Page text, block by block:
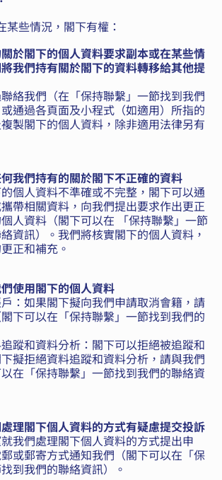
某些情況，閣下有權：
於閣下的個人資料要求副本或在某些情
我們持有關於閣下的資料轉移給其他提
絡我們（在「保持聯繫」一節找到我們
通過各頁面及小程式（如適用）所指的
製閣下的個人資料，除非適用法律另有
我們持有的關於閣下不正確的資料
個人資料不準確或不完整，閣下可以通
帶相關資料，向我們提出要求作出更正
人資料（閣下可以在 「保持聯繫」一節
資訊）。我們將核實閣下的個人資料，
正和補充。
使用閣下的個人資料
：如果閣下擬向我們申請取消會籍，請
下可以在「保持聯繫」一節找到我們的
蹤和資料分析：閣下可以拒絕被追蹤和
擬拒絕資料追蹤和資料分析，請與我們
在「保持聯繫」一節找到我們的聯絡資
理閣下個人資料的方式有疑慮提交投訴
我們處理閣下個人資料的方式提出申
或郵寄方式通知我們（閣下可以在「保
到我們的聯絡資訊）。